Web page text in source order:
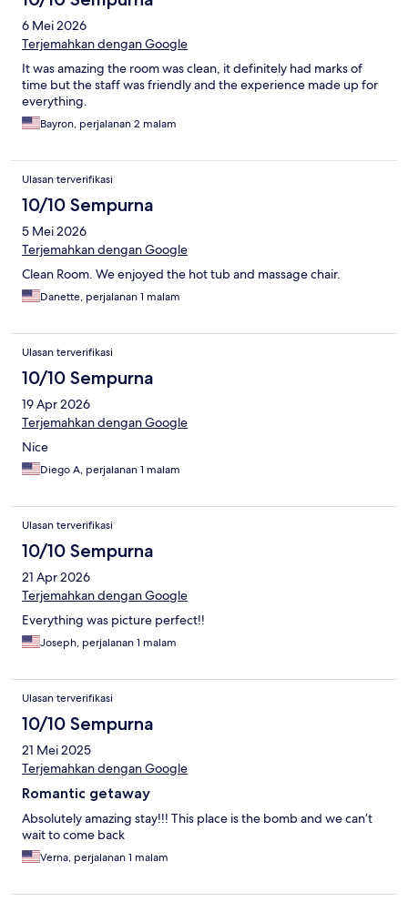
6 Mei 2026
Terjemahkan dengan Google
It was amazing the room was clean, it definitely had marks of
time but the staff was friendly and the experience made up for
everything.
Bayron, perjalanan 2 malam
Ulasan terverifikasi
10/10 Sempurna
5 Mei 2026
Terjemahkan dengan Google
Clean Room. We enjoyed the hot tub and massage chair.
Danette, perjalanan 1 malam
Ulasan terverifikasi
10/10 Sempurna
19 Apr 2026
Terjemahkan dengan Google
Nice
Diego A, perjalanan 1 malam
Ulasan terverifikasi
10/10 Sempurna
21 Apr 2026
Terjemahkan dengan Google
Everything was picture perfect!!
Joseph, perjalanan 1 malam
Ulasan terverifikasi
10/10 Sempurna
21 Mei 2025
Terjemahkan dengan Google
Romantic getaway
Absolutely amazing stay!!! This place is the bomb and we can’t
wait to come back
Verna, perjalanan 1 malam